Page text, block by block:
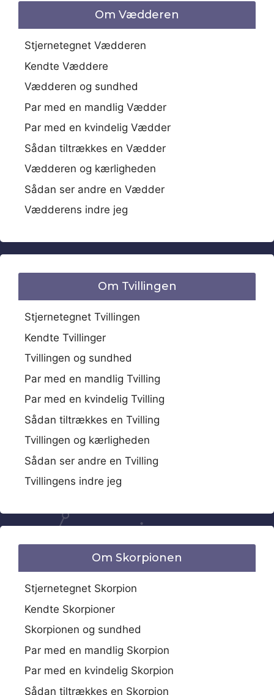
Om Vædderen
Stjernetegnet Vædderen
Kendte Væddere
Vædderen og sundhed
Par med en mandlig Vædder
Par med en kvindelig Vædder
Sådan tiltrækkes en Vædder
Vædderen og kærligheden
Sådan ser andre en Vædder
Vædderens indre jeg
Om Tvillingen
Stjernetegnet Tvillingen
Kendte Tvillinger
Tvillingen og sundhed
Par med en mandlig Tvilling
Par med en kvindelig Tvilling
Sådan tiltrækkes en Tvilling
Tvillingen og kærligheden
Sådan ser andre en Tvilling
Tvillingens indre jeg
Om Skorpionen
Stjernetegnet Skorpion
Kendte Skorpioner
Skorpionen og sundhed
Par med en mandlig Skorpion
Par med en kvindelig Skorpion
Sådan tiltrækkes en Skorpion